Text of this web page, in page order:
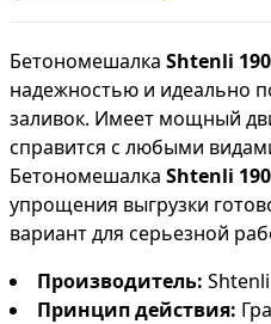
Бетономешалка Shtenli 190
надежностью и идеально
заливок. Имеет мощный
справится с любыми
Бетономешалка Shtenli 190
упрощения выгрузки
вариант для серьезной
Производитель:
Принцип действия: